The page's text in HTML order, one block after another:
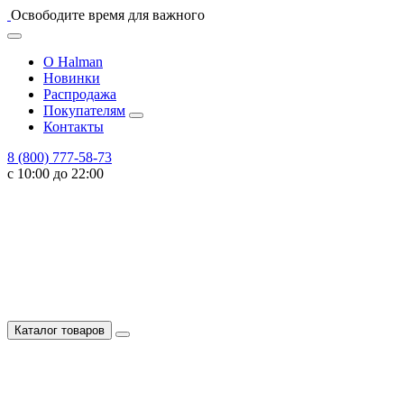
Освободите время для важного
О Halman
Новинки
Распродажа
Покупателям
Контакты
8 (800) 777-58-73
с 10:00 до 22:00
Каталог товаров